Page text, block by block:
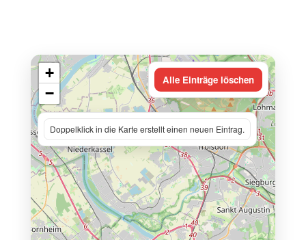
+
−
Doppelklick in die Karte erstellt einen neuen Eintrag.
Alle Einträge löschen